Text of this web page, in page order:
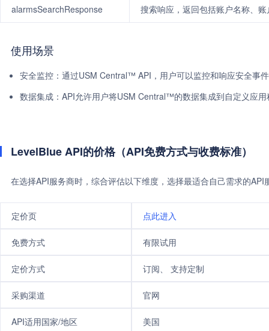
alarmsSearchResponse 搜索响应，返回包括账户名称、
使用场景
安全监控：通过USM Central™ API，用户可以监控和响应安全事
数据集成：API允许用户将USM Central™的数据集成到自定义应
LevelBlue API的价格（API免费方式与收费标准）
在选择API服务商时，综合评估以下维度，选择最适合自己需求的
定价页 点此进入
免费方式 有限试用
定价方式 订阅、 支持定制
采购渠道 官网
API适用国家/地区 美国